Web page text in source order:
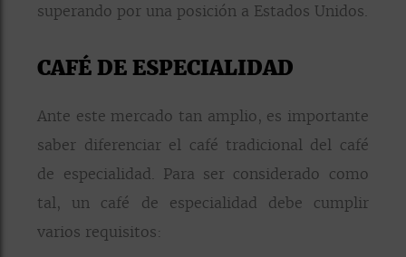
superando por una posición a Estados Unidos.
CAFÉ DE ESPECIALIDAD
Ante este mercado tan amplio, es importante
saber diferenciar el café tradicional del café
de especialidad. Para ser considerado como
tal, un café de especialidad debe cumplir
varios requisitos: